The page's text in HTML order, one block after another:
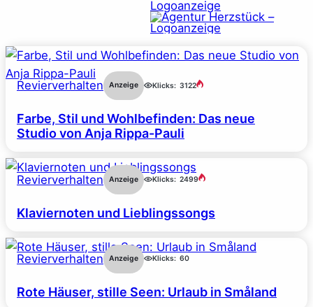
Revierverhalten Anzeige Klicks: 3122
Farbe, Stil und Wohlbefinden: Das neue
Studio von Anja Rippa-Pauli
Revierverhalten Anzeige Klicks: 2499
Klaviernoten und Lieblingssongs
Revierverhalten Anzeige Klicks: 60
Rote Häuser, stille Seen: Urlaub in Småland